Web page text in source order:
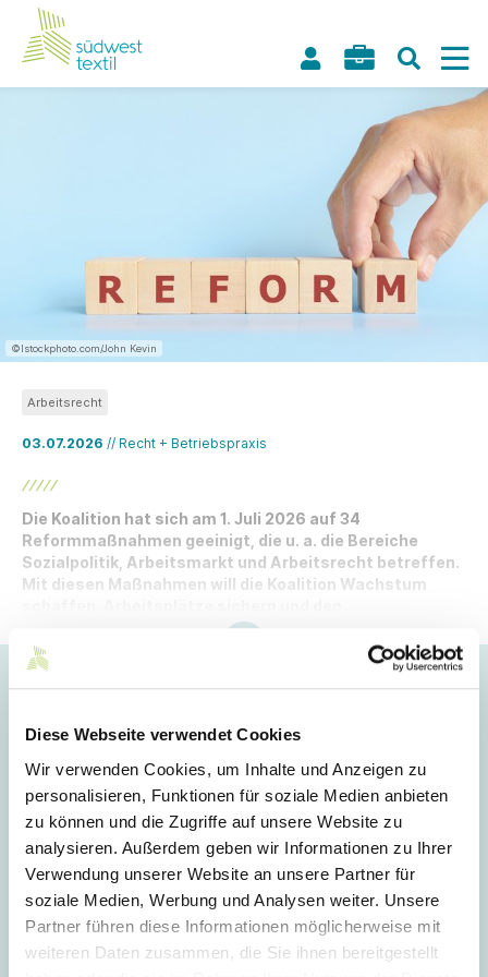
Diese Webseite verwendet Cookies
Wir verwenden Cookies, um Inhalte und Anzeigen zu
personalisieren, Funktionen für soziale Medien anbieten
zu können und die Zugriffe auf unsere Website zu
analysieren. Außerdem geben wir Informationen zu Ihrer
Verwendung unserer Website an unsere Partner für
soziale Medien, Werbung und Analysen weiter. Unsere
Partner führen diese Informationen möglicherweise mit
weiteren Daten zusammen, die Sie ihnen bereitgestellt
©Istockphoto.com/John Kevin
03.07.2026 // Recht + Betriebspraxis
Arbeitsrecht
Die Koalition hat sich am 1. Juli 2026 auf 34
Reformmaßnahmen geeinigt, die u. a. die Bereiche
Sozialpolitik, Arbeitsmarkt und Arbeitsrecht betreffen.
Mit diesen Maßnahmen will die Koalition Wachstum
Zusammenhalt in Deutschland stärken.
Hoppla!
Dieser Artikel ist nur für Mitglieder sichtbar.
Login
E-Mail
Passwort